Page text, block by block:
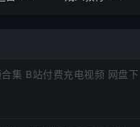
集 B站付费充电视频 网盘下